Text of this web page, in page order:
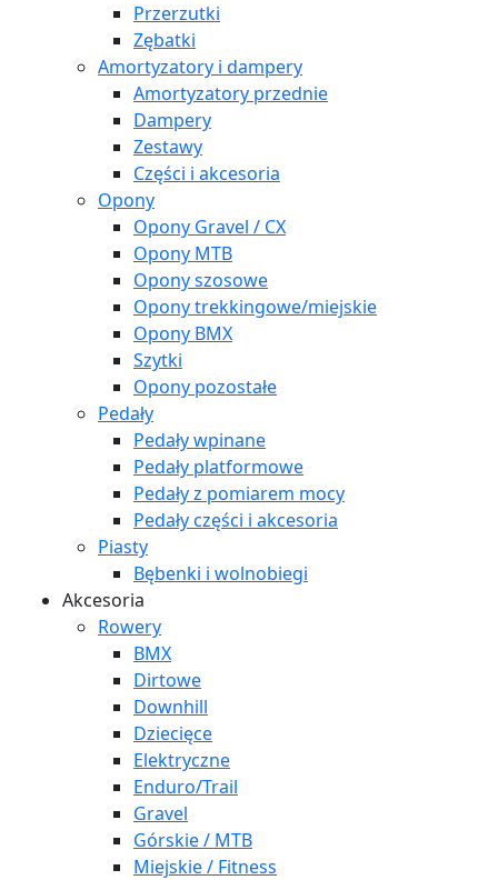
Przerzutki
Zębatki
Amortyzatory i dampery
Amortyzatory przednie
Dampery
Zestawy
Części i akcesoria
Opony
Opony Gravel / CX
Opony MTB
Opony szosowe
Opony trekkingowe/miejskie
Opony BMX
Szytki
Opony pozostałe
Pedały
Pedały wpinane
Pedały platformowe
Pedały z pomiarem mocy
Pedały części i akcesoria
Piasty
Bębenki i wolnobiegi
Akcesoria
Rowery
BMX
Dirtowe
Downhill
Dziecięce
Elektryczne
Enduro/Trail
Gravel
Górskie / MTB
Miejskie / Fitness